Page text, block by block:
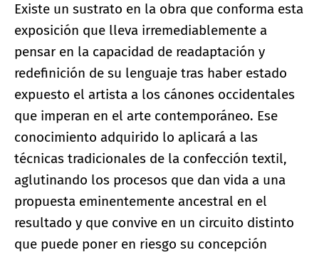
Existe un sustrato en la obra que conforma esta
exposición que lleva irremediablemente a
pensar en la capacidad de readaptación y
redefinición de su lenguaje tras haber estado
expuesto el artista a los cánones occidentales
que imperan en el arte contemporáneo. Ese
conocimiento adquirido lo aplicará a las
técnicas tradicionales de la confección textil,
aglutinando los procesos que dan vida a una
propuesta eminentemente ancestral en el
resultado y que convive en un circuito distinto
que puede poner en riesgo su concepción